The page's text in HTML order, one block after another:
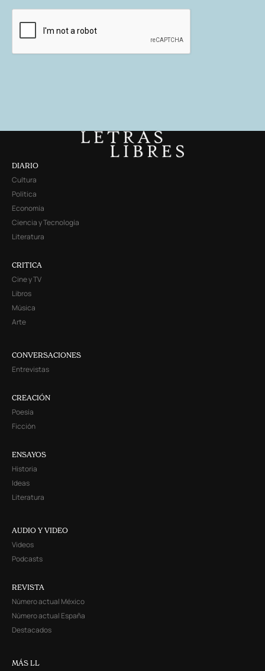
DIARIO
Cultura
Política
Economía
Ciencia y Tecnología
Literatura
CRITICA
Cine y TV
Libros
Música
Arte
CONVERSACIONES
Entrevistas
CREACIÓN
Poesía
Ficción
ENSAYOS
Historia
Ideas
Literatura
AUDIO Y VIDEO
Videos
Podcasts
REVISTA
Número actual México
Número actual España
Destacados
MÁS LL